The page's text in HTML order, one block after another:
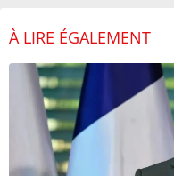
À LIRE ÉGALEMENT